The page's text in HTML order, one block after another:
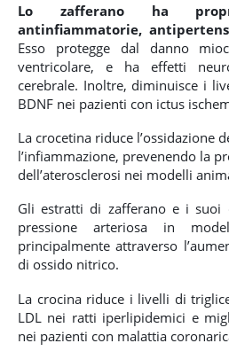
Lo zafferano ha
antinfiammatorie,
Esso protegge dal danno
ventricolare, e ha effetti
cerebrale. Inoltre, diminuisce i
BDNF nei pazienti con ictus
La crocetina riduce l’ossidazione
l’infiammazione, prevenendo la
dell’aterosclerosi nei modelli
Gli estratti di zafferano e i suoi
pressione arteriosa in
principalmente attraverso
di ossido nitrico.
La crocina riduce i livelli di
LDL nei ratti iperlipidemici e
nei pazienti con malattia